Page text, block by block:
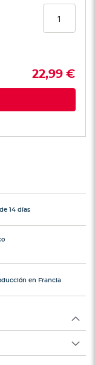
22,99 €
14 días
en Francia